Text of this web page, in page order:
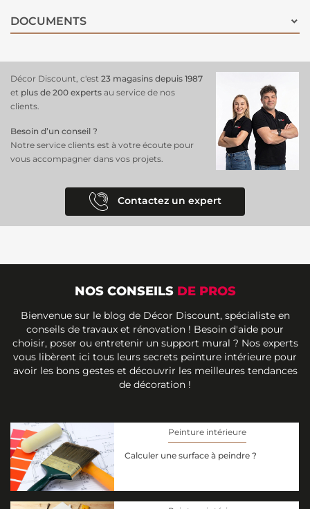
DOCUMENTS
Décor Discount, c'est 23 magasins depuis 1987
et plus de 200 experts au service de nos
clients.
Besoin d’un conseil ?
Notre service clients est à votre écoute pour
vous accompagner dans vos projets.
Contactez un expert
NOS CONSEILS DE PROS
Bienvenue sur le blog de Décor Discount, spécialiste en
conseils de travaux et rénovation ! Besoin d'aide pour
choisir, poser ou entretenir un support mural ? Nos experts
vous libèrent ici tous leurs secrets peinture intérieure pour
avoir les bons gestes et découvrir les meilleures tendances
de décoration !
Peinture intérieure
Calculer une surface à peindre ?